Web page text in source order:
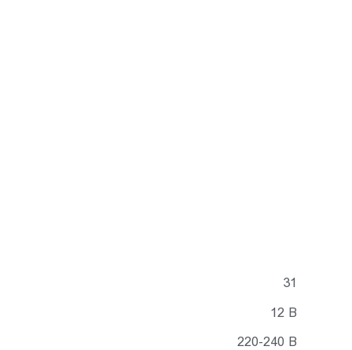
31
12 В
220-240 В